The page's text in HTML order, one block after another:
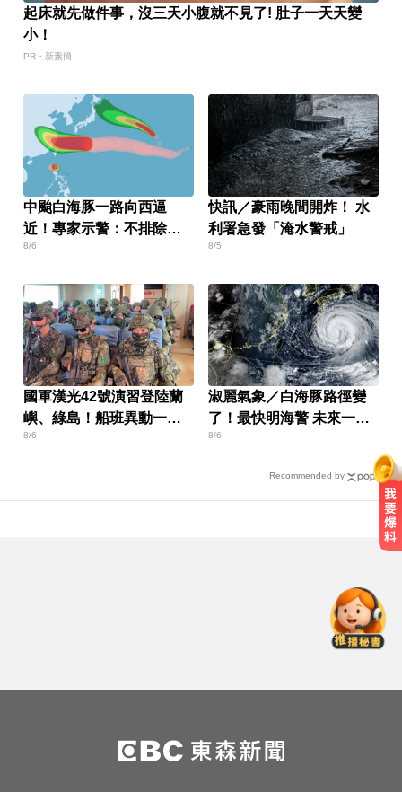
起床就先做件事，沒三天小腹就不見了! 肚子一天天變
小！
PR・新素簡
中颱白海豚一路向西逼
近！專家示警：不排除發
陸警
8/6
快訊／豪雨晚間開炸！ 水
利署急發「淹水警戒」
8/5
國軍漢光42號演習登陸蘭
嶼、綠島！船班異動一次
看
8/6
淑麗氣象／白海豚路徑變
了！最快明海警 未來一週
降雨熱區曝
8/6
Recommended by
不捨女兒遭侵犯！美國老爸設局釣
出惡狼 連轟2槍復仇